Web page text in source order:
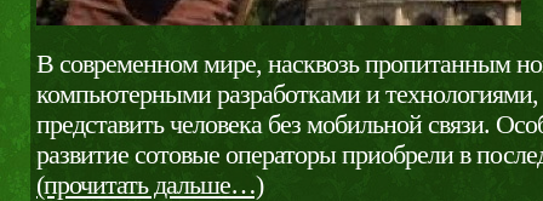
В современном мире, насквозь пропитанным
компьютерными разработками и
представить человека без мобильной связи.
развитие сотовые операторы приобрели в
(прочитать дальше…)